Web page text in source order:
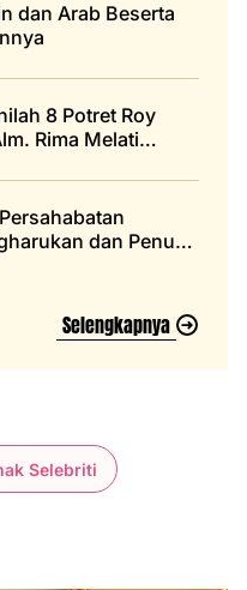
dan Arab Beserta
8 Potret Roy
Rima Melati
dan Penuh
Selengkapnya
Selebriti